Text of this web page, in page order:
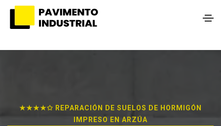
★★★★✩ REPARACIÓN DE SUELOS DE HORMIGÓN
IMPRESO EN ARZÚA